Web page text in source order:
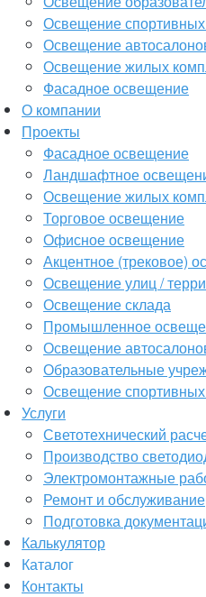
Освещение спортивных
Освещение
Освещение жилых
Фасадное освещение
О компании
Проекты
Фасадное освещение
Ландшафтное
Освещение жилых
Торговое освещение
Офисное освещение
Акцентное (трековое)
Освещение улиц /
Освещение склада
Промышленное
Освещение
Образовательные
Освещение спортивных
Услуги
Светотехнический
Производство
Электромонтажные
Ремонт и обслуживание
Подготовка
Калькулятор
Каталог
Контакты